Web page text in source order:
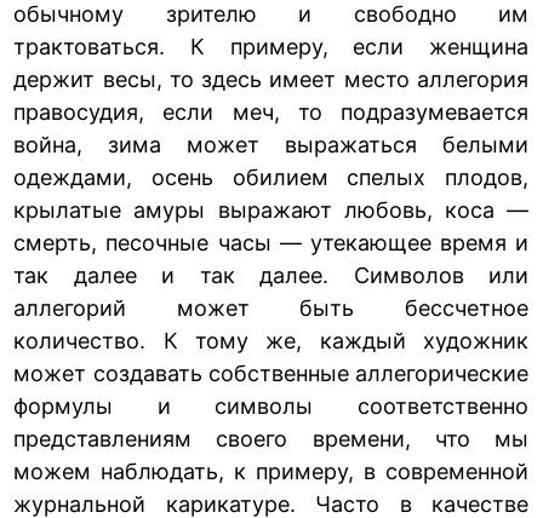
обычному зрителю и свободно им
трактоваться. К примеру, если женщина
держит весы, то здесь имеет место аллегория
правосудия, если меч, то подразумевается
война, зима может выражаться белыми
одеждами, осень обилием спелых плодов,
крылатые амуры выражают любовь, коса —
смерть, песочные часы — утекающее время и
так далее и так далее. Символов или
аллегорий может быть бессчетное
количество. К тому же, каждый художник
может создавать собственные аллегорические
формулы и символы соответственно
представлениям своего времени, что мы
можем наблюдать, к примеру, в современной
журнальной карикатуре. Часто в качестве